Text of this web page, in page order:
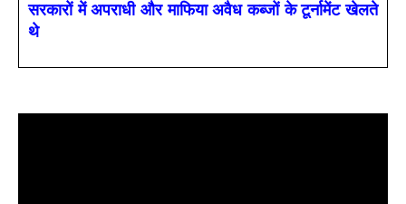
सरकारों में अपराधी और माफिया अवैध कब्जों के टूर्नामेंट खेलते
थे